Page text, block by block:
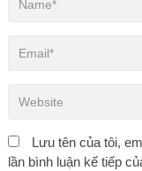
Lưu tên của tôi,
lần bình luận kế tiếp